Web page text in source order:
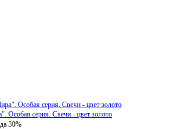
Особая серия. Свечи - цвет золото
30%